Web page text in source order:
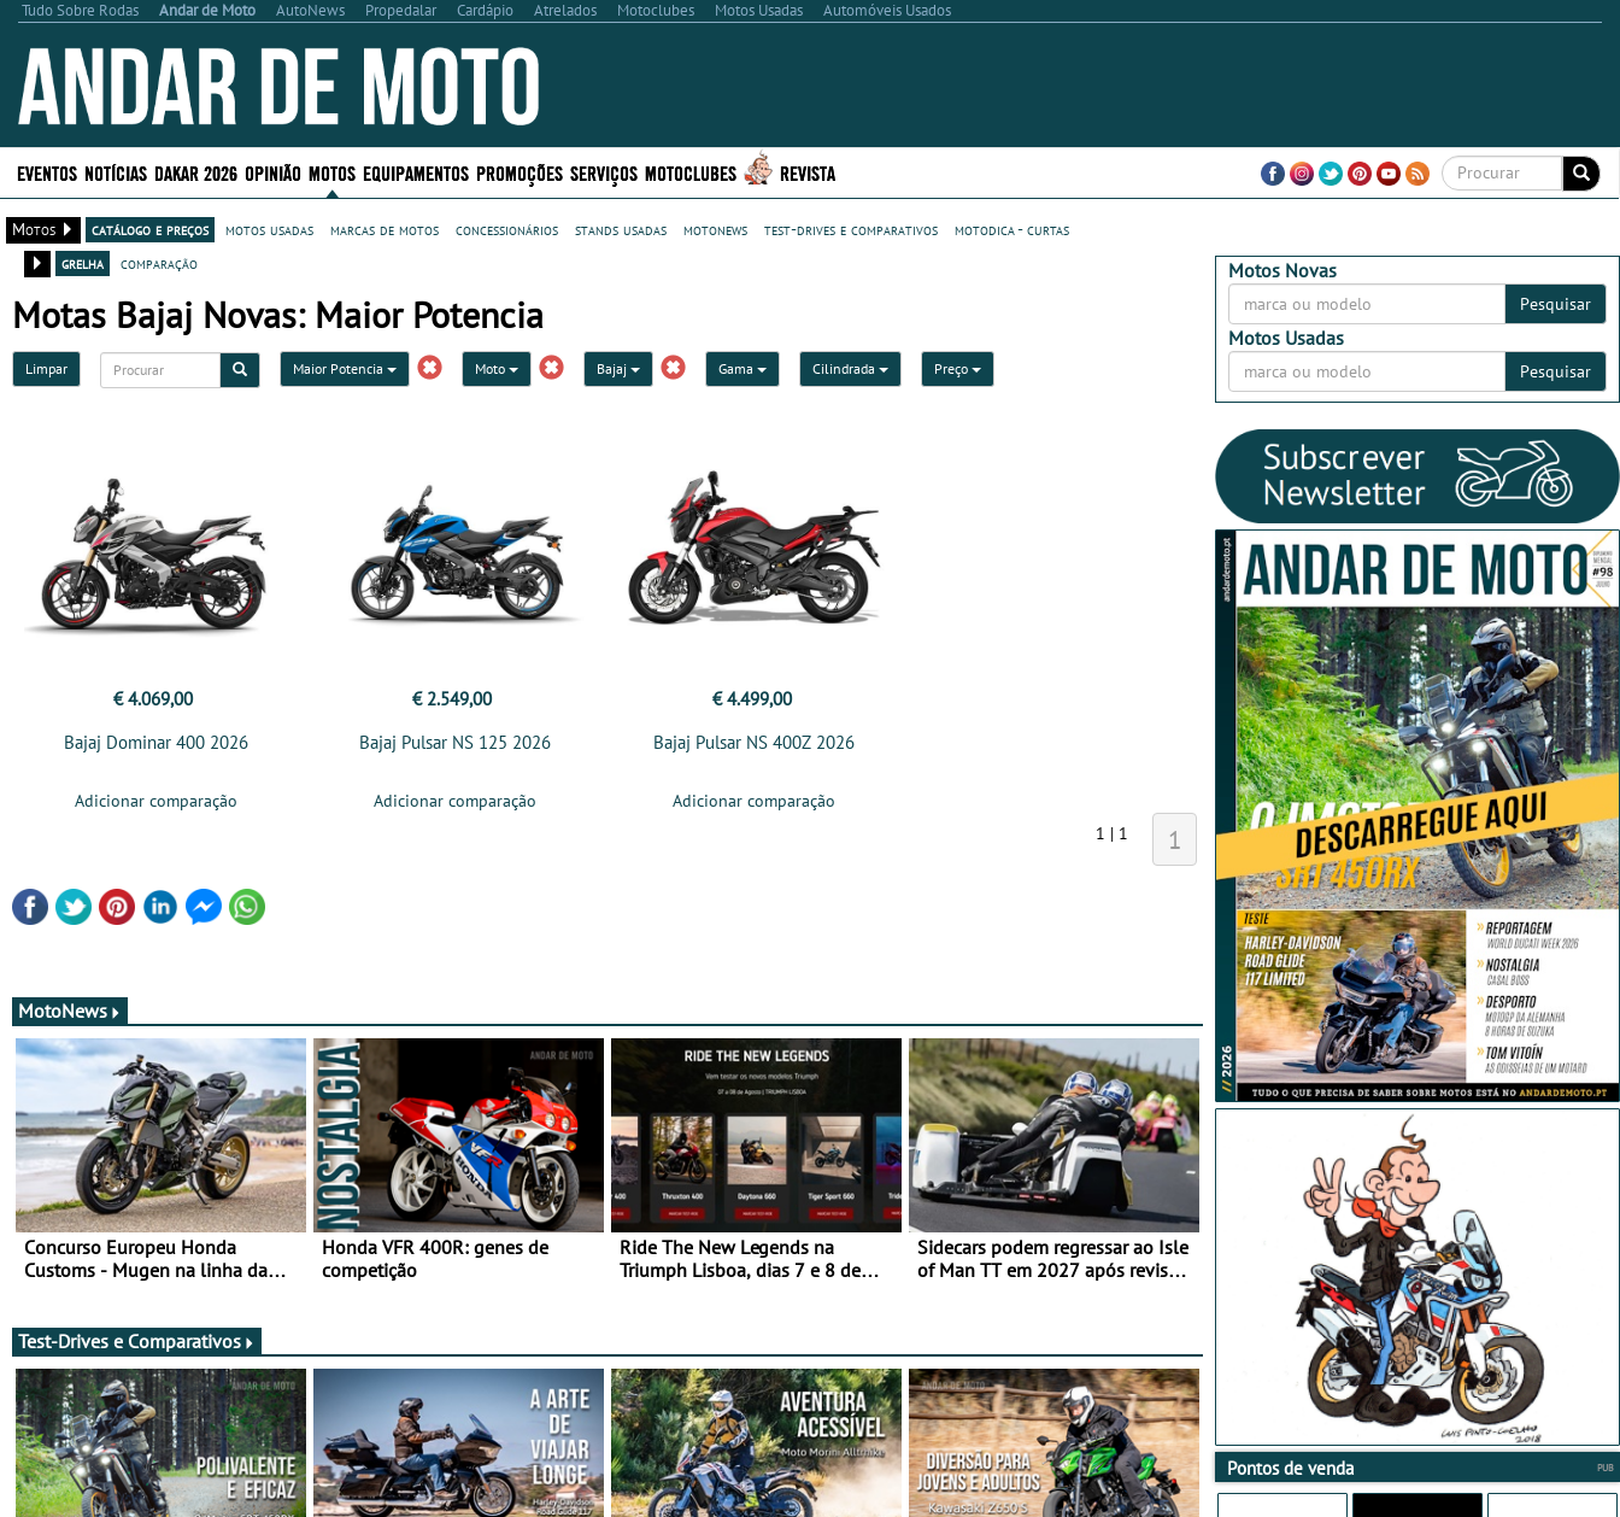
Tudo Sobre Rodas Andar de Moto AutoNews Propedalar Cardápio Atrelados Motoclubes Motos Usadas Automóveis Usados
EVENTOS NOTÍCIAS DAKAR 2026 OPINIÃO MOTOS EQUIPAMENTOS PROMOÇÕES SERVIÇOS MOTOCLUBES REVISTA
Motos catálogo e preços motos usadas marcas de motos concessionários stands usadas motonews test-drives e comparativos
motodica - curtas
grelha
comparação
Motas Bajaj Novas: Maior Potencia
Limpar Maior Potencia Moto Bajaj Gama Cilindrada Preço
€ 4.069,00
Bajaj Dominar 400 2026
Adicionar comparação
€ 2.549,00
Bajaj Pulsar NS 125 2026
Adicionar comparação
€ 4.499,00
Bajaj Pulsar NS 400Z 2026
Adicionar comparação
1 | 1
1
MotoNews
Concurso Europeu Honda
Customs - Mugen na linha da
Honda VFR 400R: genes de
competição
Ride The New Legends na
Triumph Lisboa, dias 7 e 8 de
Sidecars podem regressar ao Isle
of Man TT em 2027 após revisão
Test-Drives e Comparativos
Motos Novas
Pesquisar
Motos Usadas
Pesquisar
Pontos de venda